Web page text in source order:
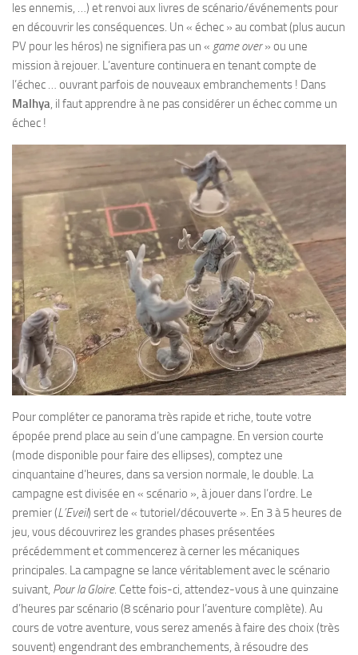
les ennemis, …) et renvoi aux livres de scénario/événements pour
en découvrir les conséquences. Un « échec » au combat (plus aucun
PV pour les héros) ne signifiera pas un « game over» ou une
mission à rejouer. L’aventure continuera en tenant compte de
l’échec … ouvrant parfois de nouveaux embranchements ! Dans
Malhya, il faut apprendre à ne pas considérer un échec comme un
échec !
Pour compléter ce panorama très rapide et riche, toute votre
épopée prend place au sein d’une campagne. En version courte
(mode disponible pour faire des ellipses), comptez une
cinquantaine d’heures, dans sa version normale, le double. La
campagne est divisée en « scénario », à jouer dans l’ordre. Le
premier (L’Eveil) sert de « tutoriel/découverte ». En 3 à 5 heures de
jeu, vous découvrirez les grandes phases présentées
précédemment et commencerez à cerner les mécaniques
principales. La campagne se lance véritablement avec le scénario
suivant, Pour la Gloire. Cette fois-ci, attendez-vous à une quinzaine
d’heures par scénario (8 scénario pour l’aventure complète). Au
cours de votre aventure, vous serez amenés à faire des choix (très
souvent) engendrant des embranchements, à résoudre des